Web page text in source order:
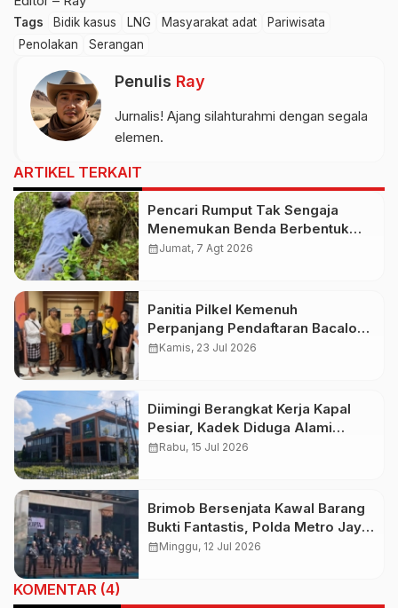
Tags Bidik kasus LNG Masyarakat adat
Pariwisata
Penolakan
Serangan
Penulis Ray
Jurnalis! Ajang silahturahmi dengan segala
elemen.
ARTIKEL TERKAIT
Pencari Rumput Tak Sengaja
Menemukan Benda Berbentuk
Wajah yang Diduga Patung Kuno
calendar_monthJumat, 7 Agt 2026
Panitia Pilkel Kemenuh
Perpanjang Pendaftaran Bacalon
Perbekel
calendar_monthKamis, 23 Jul 2026
Diimingi Berangkat Kerja Kapal
Pesiar, Kadek Diduga Alami
Kekerasan Seksual di LPK Dewi
calendar_monthRabu, 15 Jul 2026
Brimob Bersenjata Kawal Barang
Bukti Fantastis, Polda Metro Jaya
Pamerkan Rp543 Miliar dan 74 Kg
calendar_monthMinggu, 12 Jul 2026
KOMENTAR (4)